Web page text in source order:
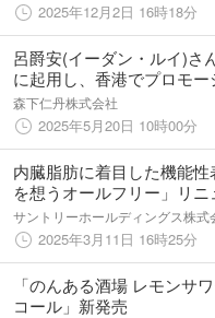
2025年12月2日 16時18分
呂爵安(イーダン・ルイ)さ
に起用し、香港でプロモ
～香港限定で森下仁丹『ビ
を新発売～
森下仁丹株式会社
2025年5月20日 10時00分
内臓脂肪に着目した機能
を想うオールフリー」リ
サントリーホールディングス株式
2025年3月11日 16時25分
「のんある酒場 レモンサ
コール」新発売